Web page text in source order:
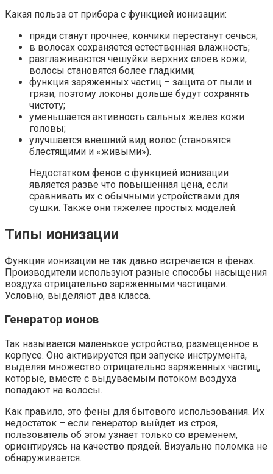
Какая польза от прибора с функцией ионизации:
пряди станут прочнее, кончики перестанут сечься;
в волосах сохраняется естественная влажность;
разглаживаются чешуйки верхних слоев кожи,
волосы становятся более гладкими;
функция заряженных частиц – защита от пыли и
грязи, поэтому локоны дольше будут сохранять
чистоту;
уменьшается активность сальных желез кожи
головы;
улучшается внешний вид волос (становятся
блестящими и «живыми»).
Недостатком фенов с функцией ионизации
является разве что повышенная цена, если
сравнивать их с обычными устройствами для
сушки. Также они тяжелее простых моделей.
Типы ионизации
Функция ионизации не так давно встречается в фенах.
Производители используют разные способы насыщения
воздуха отрицательно заряженными частицами.
Условно, выделяют два класса.
Генератор ионов
Так называется маленькое устройство, размещенное в
корпусе. Оно активируется при запуске инструмента,
выделяя множество отрицательно заряженных частиц,
которые, вместе с выдуваемым потоком воздуха
попадают на волосы.
Как правило, это фены для бытового использования. Их
недостаток – если генератор выйдет из строя,
пользователь об этом узнает только со временем,
ориентируясь на качество прядей. Визуально поломка не
обнаруживается.